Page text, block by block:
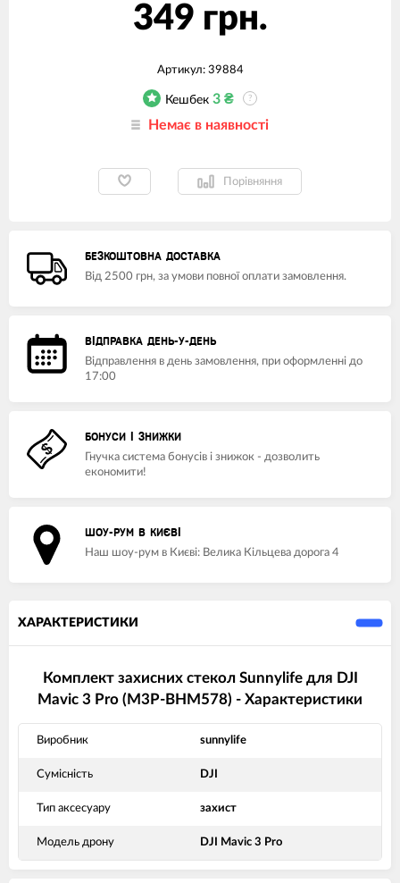
349 грн.
Артикул: 39884
Кешбек 3 ₴ ?
Немає в наявності
Порівняння
БЕЗКОШТОВНА ДОСТАВКА
Від 2500 грн, за умови повної оплати замовлення.
ВІДПРАВКА ДЕНЬ-У-ДЕНЬ
Відправлення в день замовлення, при оформленні до
17:00
БОНУСИ І ЗНИЖКИ
Гнучка система бонусів і знижок - дозволить
економити!
ШОУ-РУМ В КИЄВІ
Наш шоу-рум в Києві: Велика Кільцева дорога 4
ХАРАКТЕРИСТИКИ
Комплект захисних стекол Sunnylife для DJI
Mavic 3 Pro (M3P-BHM578) - Характеристики
Виробник sunnylife
Сумісність DJI
Тип аксесуару захист
Модель дрону DJI Mavic 3 Pro